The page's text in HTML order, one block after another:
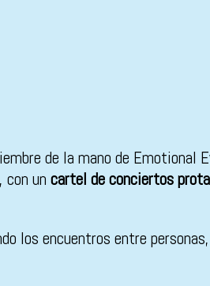
de la mano de Emotional
con un cartel de conciertos
los encuentros entre